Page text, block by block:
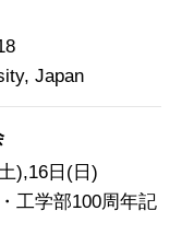
Japan
),16日(日)
工学部100周年記